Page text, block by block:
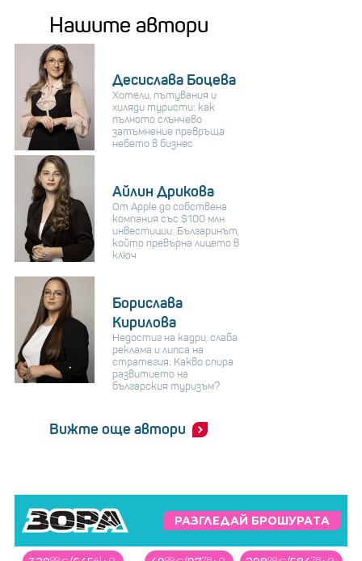
Нашите автори
Десислава Боцева
Хотели, пътувания и
хиляди туристи: как
пълното слънчево
затъмнение превръща
небето в бизнес
Айлин Дрикова
От Apple до собствена
компания със $100 млн.
инвестиции: Българинът,
който превърна лицето в
ключ
Борислава
Кирилова
Недостиг на кадри, слаба
реклама и липса на
стратегия: Какво спира
развитието на
българския туризъм?
Вижте още автори
РАЗГЛЕДАЙ БРОШУРАТА